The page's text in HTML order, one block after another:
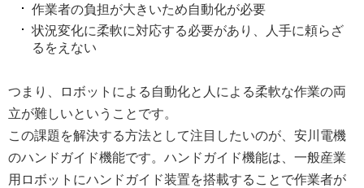
作業者の負担が大きいため自動化が必要
状況変化に柔軟に対応する必要があり、人手に頼らざ
るをえない
つまり、ロボットによる自動化と人による柔軟な作業の両
立が難しいということです。
この課題を解決する方法として注目したいのが、安川電機
のハンドガイド機能です。ハンドガイド機能は、一般産業
用ロボットにハンドガイド装置を搭載することで作業者が